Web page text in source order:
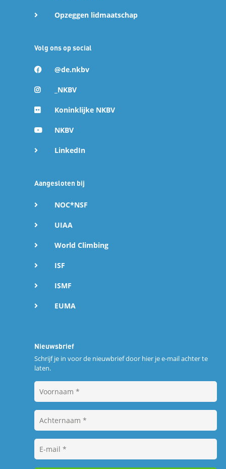
Opzeggen lidmaatschap
Volg ons op social
@de.nkbv
_NKBV
Koninklijke NKBV
NKBV
LinkedIn
Aangesloten bij
NOC*NSF
UIAA
World Climbing
ISF
ISMF
EUMA
Nieuwsbrief
Schrijf je in voor de nieuwbrief door hier je e-mail achter te
laten.